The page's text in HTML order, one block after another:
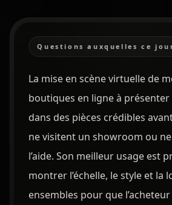
Questions auxquelles ce
La mise en scène virtuelle de
boutiques en ligne à
dans des pièces crédibles
ne visitent un showroom ou
l’aide. Son meilleur usage est
montrer l’échelle, le style et la
ensembles pour que